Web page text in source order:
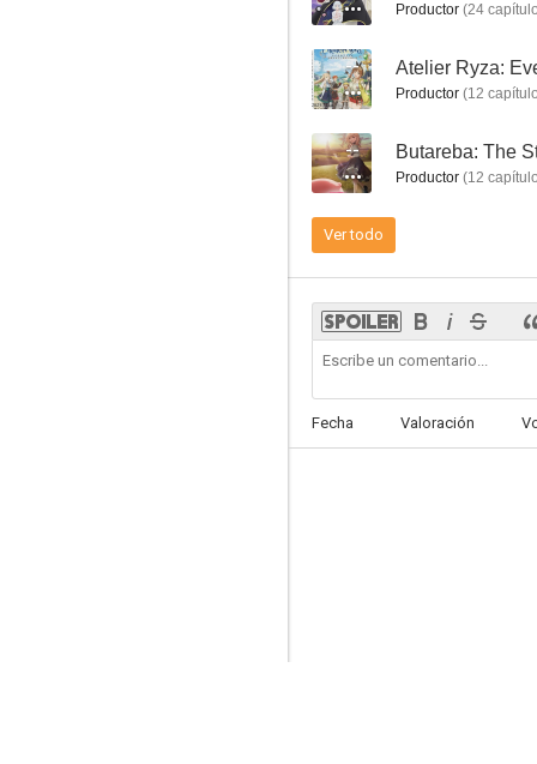
Laid-Back Camp
7.8
Overtake!
7.8
Productor (24
--
Productor (12
-- Butareba: The
Productor (12
Ver todo
Fecha Valoración